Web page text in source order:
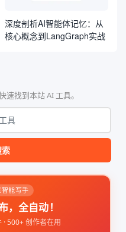
深度剖析AI智能体记忆：从
核心概念到LangGraph实战
速找到本站 AI 工具。
索
能写手
全自动！
500+ 创作者在用